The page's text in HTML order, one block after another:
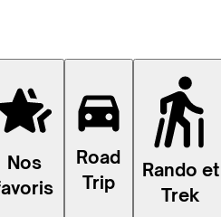
Nos
Road
Trip
Rando et
Trek